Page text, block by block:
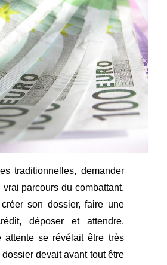
traditionnelles, demander
parcours du combattant.
créer son dossier, faire une
déposer et attendre.
attente se révélait être très
dossier devait avant tout être